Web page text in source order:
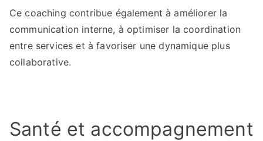
Ce coaching contribue également à améliorer la
communication interne, à optimiser la coordination
entre services et à favoriser une dynamique plus
collaborative.
Santé et accompagnement